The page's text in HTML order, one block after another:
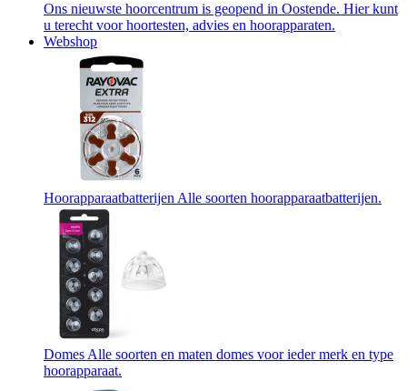
Ons nieuwste hoorcentrum is geopend in Oostende. Hier kunt
u terecht voor hoortesten, advies en hoorapparaten.
Webshop
Hoorapparaatbatterijen Alle soorten hoorapparaatbatterijen.
Domes Alle soorten en maten domes voor ieder merk en type
hoorapparaat.